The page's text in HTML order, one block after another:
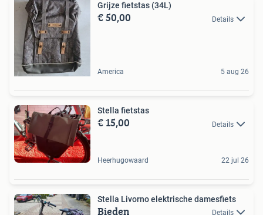
Grijze fietstas (34L)
€ 50,00 Details
America 5 aug 26
Stella fietstas
€ 15,00 Details
Heerhugowaard 22 jul 26
Stella Livorno elektrische damesfiets
Bieden Details